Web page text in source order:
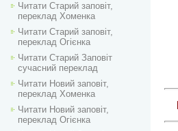
Читати Старий заповіт,
переклад Хоменка
Читати Старий заповіт,
переклад Огієнка
Читати Старий Заповіт
сучасний переклад
Читати Новий заповіт,
переклад Хоменка
Читати Новий заповіт,
переклад Огієнка